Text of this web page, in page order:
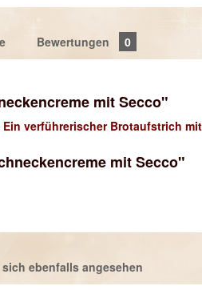
Bewertungen 0
mit Secco"
verführerischer Brotaufstrich
mit Secco"
ebenfalls angesehen